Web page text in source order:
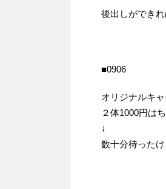
後出しができれ
■0906
オリジナルキ
２体1000円は
↓
数十分待った